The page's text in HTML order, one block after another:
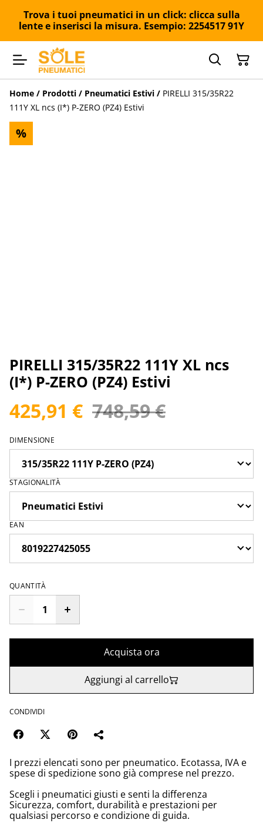
Trova i tuoi pneumatici in un click: clicca sulla
lente e inserisci la misura. Esempio: 2254517 91Y
Home / Prodotti / Pneumatici Estivi / PIRELLI 315/35R22
111Y XL ncs (I*) P-ZERO (PZ4) Estivi
%
PIRELLI 315/35R22 111Y XL ncs
(I*) P-ZERO (PZ4) Estivi
425,91 € 748,59 €
DIMENSIONE
STAGIONALITÀ
EAN
QUANTITÀ
Acquista ora
Aggiungi al carrello
CONDIVIDI
I prezzi elencati sono per pneumatico. Ecotassa, IVA e
spese di spedizione sono già comprese nel prezzo.
Scegli i pneumatici giusti e senti la differenza
Sicurezza, comfort, durabilità e prestazioni per
qualsiasi percorso e condizione di guida.